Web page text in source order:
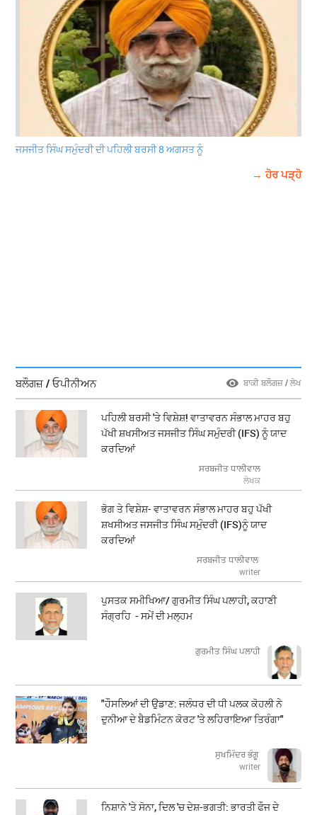
ਜਸਜੀਤ ਸਿੰਘ ਸਮੁੰਦਰੀ ਦੀ ਪਹਿਲੀ ਬਰਸੀ 8 ਅਗਸਤ ਨੂੰ
→ ਹੋਰ ਪੜ੍ਹੋ
ਬਲੌਗਜ਼ / ਓਪੀਨੀਅਨ ਬਾਕੀ ਬਲੌਗਜ਼ / ਲੇਖ
ਪਹਿਲੀ ਬਰਸੀ 'ਤੇ ਵਿਸ਼ੇਸ਼! ਵਾਤਾਵਰਨ ਸੰਭਾਲ ਮਾਹਰ ਬਹੁ
ਪੱਖੀ ਸ਼ਖਸੀਅਤ ਜਸਜੀਤ ਸਿੰਘ ਸਮੁੰਦਰੀ (IFS) ਨੂੰ ਯਾਦ
ਕਰਦਿਆਂ
ਸਰਬਜੀਤ ਧਾਲੀਵਾਲ
ਲੇਖਕ
ਭੋਗ ਤੇ ਵਿਸ਼ੇਸ਼- ਵਾਤਾਵਰਨ ਸੰਭਾਲ ਮਾਹਰ ਬਹੁ ਪੱਖੀ
ਸ਼ਖਸੀਅਤ ਜਸਜੀਤ ਸਿੰਘ ਸਮੁੰਦਰੀ (IFS)ਨੂੰ ਯਾਦ
ਕਰਦਿਆਂ
ਸਰਬਜੀਤ ਧਾਲੀਵਾਲ
writer
ਪੁਸਤਕ ਸਮੀਖਿਆ/ ਗੁਰਮੀਤ ਸਿੰਘ ਪਲਾਹੀ, ਕਹਾਣੀ
ਸੰਗ੍ਰਹਿ - ਸਮੇਂ ਦੀ ਮਲ੍ਹਮ
ਗੁਰਮੀਤ ਸਿੰਘ ਪਲਾਹੀ
"ਹੌਸਲਿਆਂ ਦੀ ਉਡਾਣ: ਜਲੰਧਰ ਦੀ ਧੀ ਪਲਕ ਕੋਹਲੀ ਨੇ
ਦੁਨੀਆ ਦੇ ਬੈਡਮਿੰਟਨ ਕੋਰਟ 'ਤੇ ਲਹਿਰਾਇਆ ਤਿਰੰਗਾ"
ਸੁਖਮਿੰਦਰ ਭੰਗੂ
writer
ਨਿਸ਼ਾਨੇ 'ਤੇ ਸੋਨਾ, ਦਿਲ 'ਚ ਦੇਸ਼-ਭਗਤੀ: ਭਾਰਤੀ ਫੌਜ ਦੇ